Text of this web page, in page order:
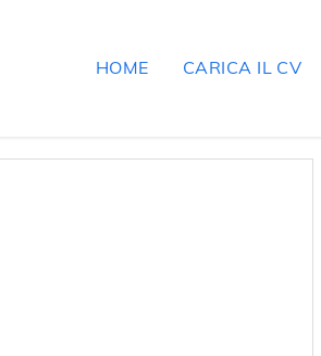
HOME CARICA IL CV